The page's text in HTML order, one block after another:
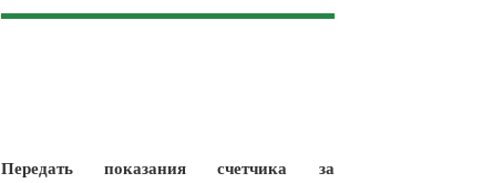
Передать показания счетчика за